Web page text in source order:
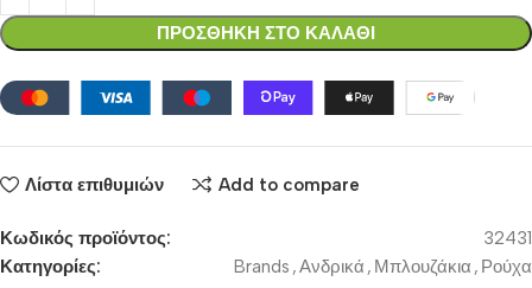
ΠΡΟΣΘΗΚΗ ΣΤΟ ΚΑΛΑΘΙ
Λίστα επιθυμιών Add to compare
Κωδικός προϊόντος:
32431
Κατηγορίες:
Brands ,Ανδρικά , Μπλουζάκια , Ρούχα